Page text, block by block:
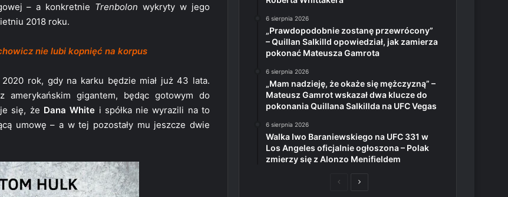
– a konkretnie Trenbolon wykryty w jego
2018 roku.
nie lubi kopnięć na korpus
rok, gdy na karku będzie miał już 43 lata.
amerykańskim gigantem, będąc gotowym do
się, że Dana White i spółka nie wyrazili na to
umowę – a w tej pozostały mu jeszcze dwie
6 sierpnia 2026
„Prawdopodobnie zostanę przewrócony”
– Quillan Salkilld opowiedział, jak zamierza
pokonać Mateusza Gamrota
6 sierpnia 2026
„Mam nadzieję, że okaże się mężczyzną” –
Mateusz Gamrot wskazał dwa klucze do
pokonania Quillana Salkillda na UFC Vegas
6 sierpnia 2026
Walka Iwo Baraniewskiego na UFC 331 w
Los Angeles oficjalnie ogłoszona – Polak
zmierzy się z Alonzo Menifieldem
PoprzedniaNastępna